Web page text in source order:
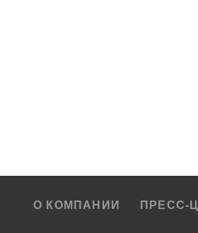
О КОМПАНИИ ПРЕСС-